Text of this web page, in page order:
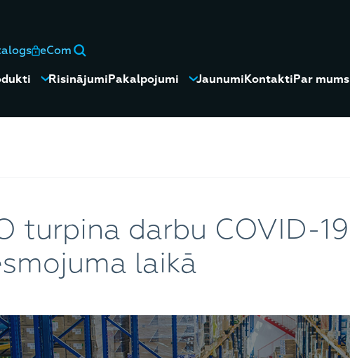
eCom
RisinājumiPakalpojumi JaunumiKontaktiPar mums
turpina darbu COVID-19
laikā